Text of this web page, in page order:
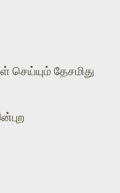
செய்யும் தேசமிது